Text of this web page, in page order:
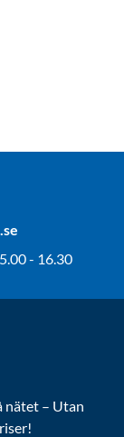
- 16.30
nätet – Utan